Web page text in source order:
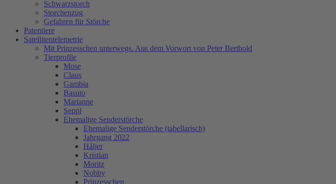
Schwarzstorch
Storchenzug
Gefahren für Störche
Patentiere
Satellitentelemetrie
Mit Prinzesschen unterwegs. Aus dem Vorwort von Peter Berthold
Tierprofile
Mose
Claus
Gambia
Basuto
Marianne
Seppl
Ehemalige Senderstörche
Ehemalige Senderstörche (tabellarisch)
Jahrgang 2022
Håljer
Kristian
Moritz
Nobby
Prinzesschen